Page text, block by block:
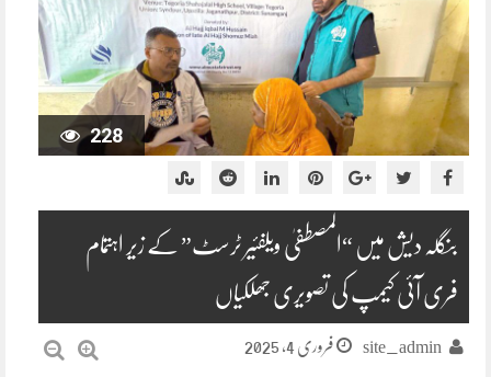
228
بنگلہ دیش میں “المصطفیٰ ویلفئیر ٹرسٹ” کے زیر اہتمام
فری آئی کیمپ کی تصویری جھلکیاں
site_admin فروری 4, 2025